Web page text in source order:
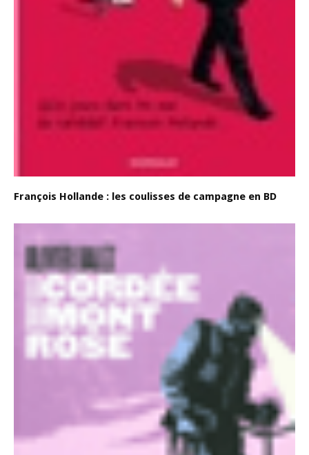
François Hollande : les coulisses de campagne en BD